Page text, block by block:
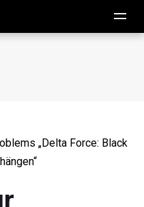
„Delta Force: Black